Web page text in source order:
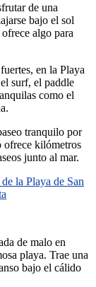
de una
bajo el sol
algo para
en la Playa
surf, el paddle
como el
tranquilo por
ofrece kilómetros
junto al mar.
la Playa de San
de malo en
playa. Trae una
bajo el cálido